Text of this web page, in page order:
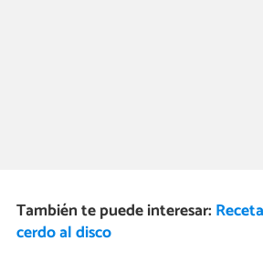
También te puede interesar:
cerdo al disco